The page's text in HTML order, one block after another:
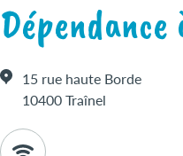
15 rue haute Borde
10400 Traînel